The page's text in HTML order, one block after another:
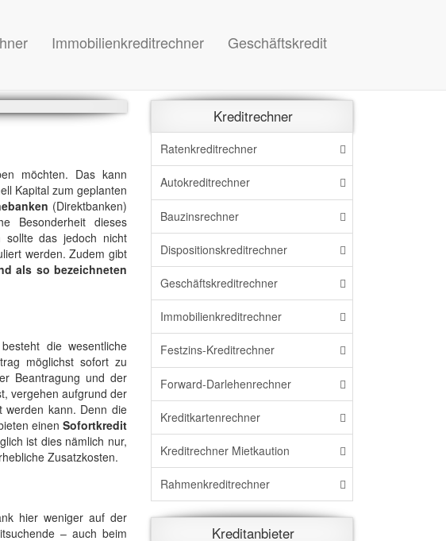
Immobilienkreditrechner Geschäftskredit
möchten. Das kann
Kapital zum geplanten
(Direktbanken)
Besonderheit dieses
sollte das jedoch nicht
werden. Zudem gibt
als so bezeichneten
die wesentliche
möglichst sofort zu
Beantragung und der
vergehen aufgrund der
werden kann. Denn die
einen Sofortkredit
ist dies nämlich nur,
Zusatzkosten.
hier weniger auf der
– auch beim
Kreditrechner
Ratenkreditrechner
Autokreditrechner
Bauzinsrechner
Dispositionskreditrechner
Geschäftskreditrechner
Immobilienkreditrechner
Festzins-Kreditrechner
Forward-Darlehenrechner
Kreditkartenrechner
Kreditrechner Mietkaution
Rahmenkreditrechner
Kreditanbieter